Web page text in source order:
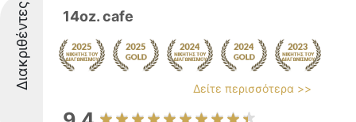
Διακριθέντες 14oz. cafe
Δείτε περισσότερα >>